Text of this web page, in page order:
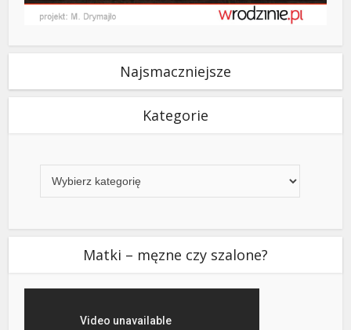
Najsmaczniejsze
Kategorie
Matki – męzne czy szalone?